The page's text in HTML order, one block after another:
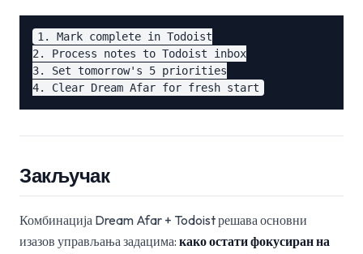
1. Mark complete in Todoist
2. Process notes to Todoist inbox
3. Set tomorrow's 5 priorities
Закључак
Комбинација Dream Afar + Todoist решава основни
изазов управљања задацима: како остати фокусиран на